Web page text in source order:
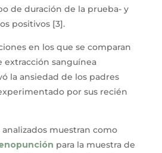
de duración de la prueba- y
positivos [3].
en los que se comparan
extracción sanguínea
la ansiedad de los padres
por sus recién
analizados muestran como
para la muestra de